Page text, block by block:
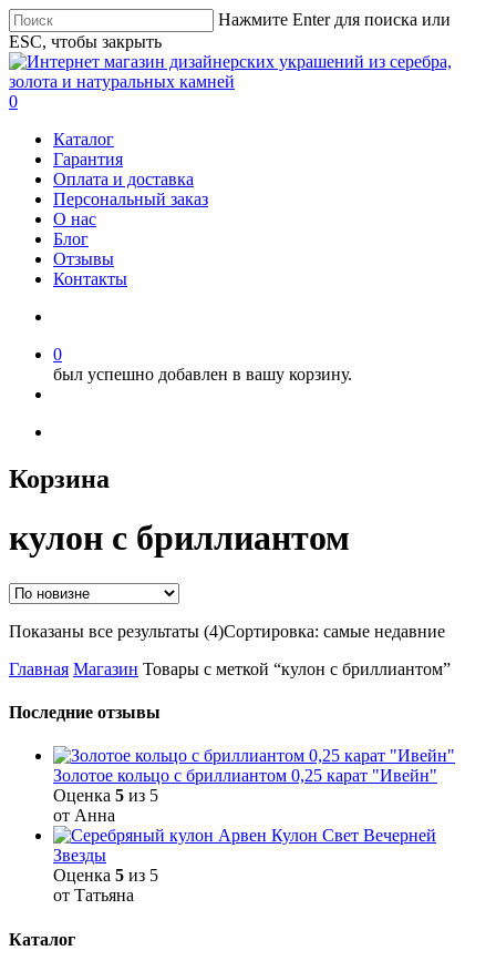
Нажмите Enter для поиска или
ESC, чтобы закрыть
0
Каталог
Гарантия
Оплата и доставка
Персональный заказ
О нас
Блог
Отзывы
Контакты
0
был успешно добавлен в вашу корзину.
Корзина
кулон с бриллиантом
Показаны все результаты (4)Сортировка: самые недавние
Главная Магазин Товары с меткой “кулон с бриллиантом”
Последние отзывы
Золотое кольцо с бриллиантом 0,25 карат "Ивейн"
Оценка 5 из 5
от Анна
Кулон Свет Вечерней
Звезды
Оценка 5 из 5
от Татьяна
Каталог